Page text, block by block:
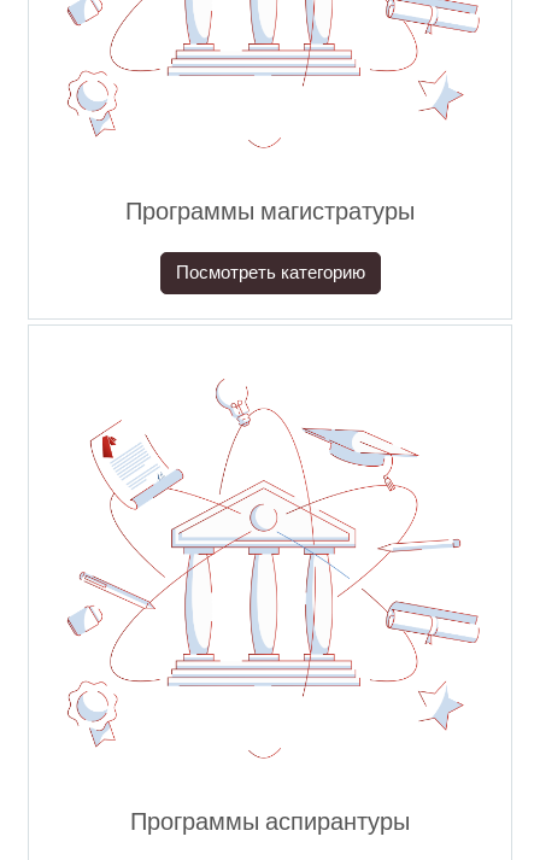
Программы магистратуры
Посмотреть категорию
Программы аспирантуры